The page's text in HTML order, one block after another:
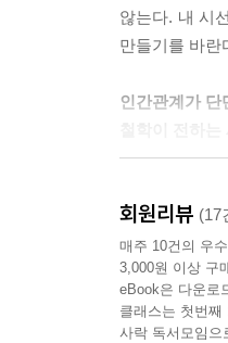
않는다. 내 시
만들기를 바란
인간관계가
하지만 진짜
결국 인생 전
철학은 인간
우리의 사회
회원리뷰 (17
매주 10건의 우
3,000원 이상 구
eBook은 다운로
클래스는 첫번
사락 독서모임으